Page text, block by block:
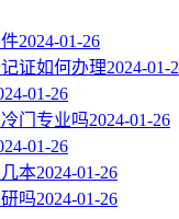
2024-01-26
证如何办理2024-01-
01-26
门专业吗2024-01-26
01-26
本2024-01-26
吗2024-01-26